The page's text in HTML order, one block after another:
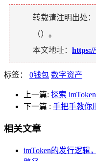
转载请注明出处：
（）。
本文地址：
标签： 0钱包 数字资产
上一篇: 探索
下一篇 : 手把手教你
相关文章
imToken的发行逻辑